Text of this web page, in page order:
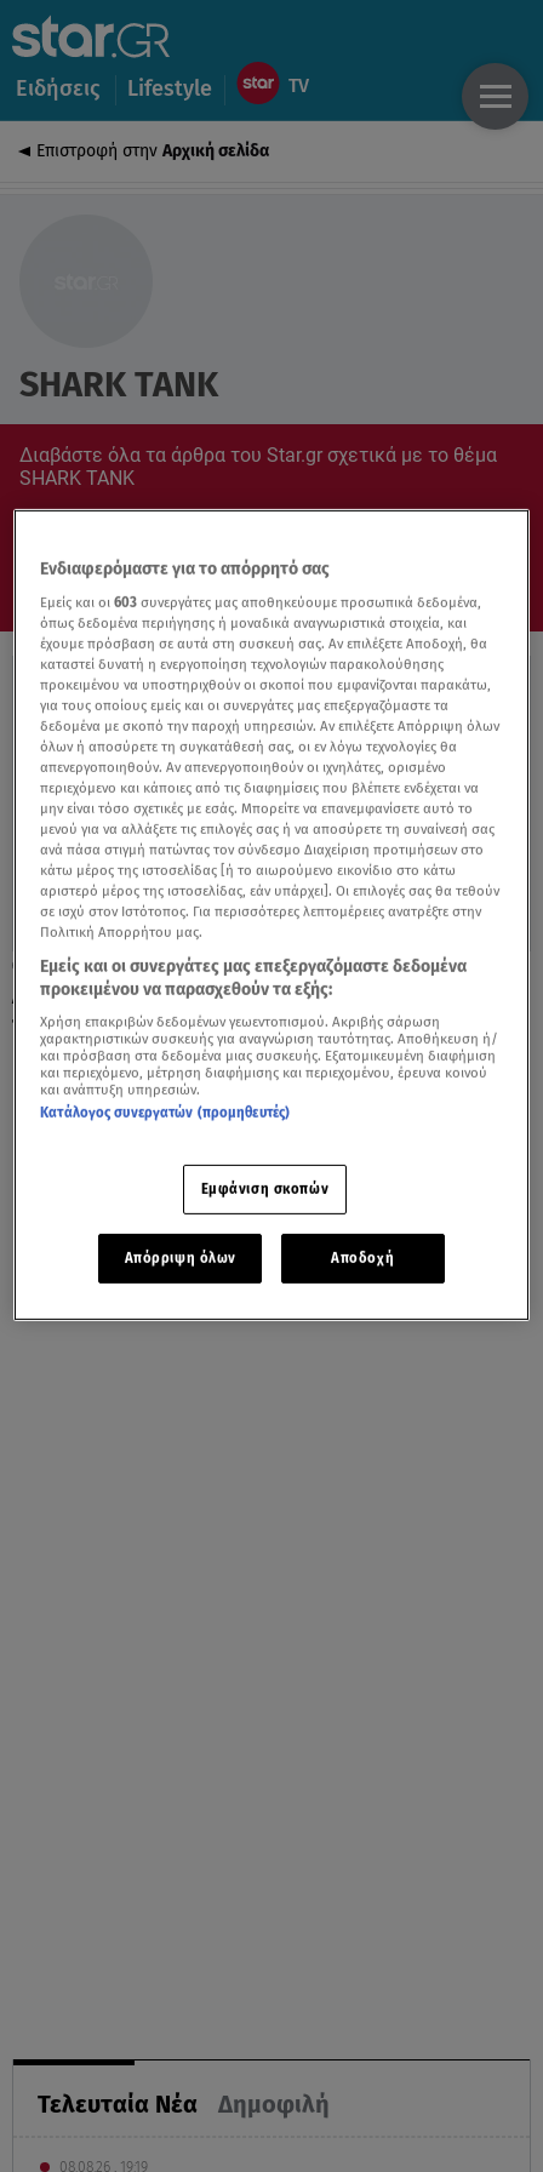
Ειδήσεις Lifestyle
Επιστροφή στην Αρχική σελίδα
SHARK TANK
Διαβάστε όλα τα άρθρα του Star.gr σχετικά με το θέμα
SHARK TANK
24.10.22, 13:22
Αυτό είναι το νέο reality που θα
παρουσιάσει ο Σάκης Τανιμανίδης
Τελευταία Νέα Δημοφιλή
08.08.26 , 19:19
Ενδιαφερόμαστε για το απόρρητό σας
Εμείς και οι603 συνεργάτες μας αποθηκεύουμε προσωπικά δεδομένα,
όπως δεδομένα περιήγησης ή μοναδικά αναγνωριστικά στοιχεία, και
έχουμε πρόσβαση σε αυτά στη συσκευή σας. Αν επιλέξετε Αποδοχή, θα
καταστεί δυνατή η ενεργοποίηση τεχνολογιών παρακολούθησης
προκειμένου να υποστηριχθούν οι σκοποί που εμφανίζονται παρακάτω,
για τους οποίους εμείς και οι συνεργάτες μας επεξεργαζόμαστε τα
δεδομένα με σκοπό την παροχή υπηρεσιών. Αν επιλέξετε Απόρριψη όλων
όλων ή αποσύρετε τη συγκατάθεσή σας, οι εν λόγω τεχνολογίες θα
απενεργοποιηθούν. Αν απενεργοποιηθούν οι ιχνηλάτες, ορισμένο
περιεχόμενο και κάποιες από τις διαφημίσεις που βλέπετε ενδέχεται να
μην είναι τόσο σχετικές με εσάς. Μπορείτε να επανεμφανίσετε αυτό το
μενού για να αλλάξετε τις επιλογές σας ή να αποσύρετε τη συναίνεσή σας
ανά πάσα στιγμή πατώντας τον σύνδεσμο Διαχείριση προτιμήσεων στο
κάτω μέρος της ιστοσελίδας [ή το αιωρούμενο εικονίδιο στο κάτω
αριστερό μέρος της ιστοσελίδας, εάν υπάρχει]. Οι επιλογές σας θα τεθούν
σε ισχύ στον Ιστότοπος. Για περισσότερες λεπτομέρειες ανατρέξτε στην
Πολιτική Απορρήτου μας.
Εμείς και οι συνεργάτες μας επεξεργαζόμαστε δεδομένα
προκειμένου να παρασχεθούν τα εξής:
Χρήση επακριβών δεδομένων γεωεντοπισμού. Ακριβής σάρωση
χαρακτηριστικών συσκευής για αναγνώριση ταυτότητας. Αποθήκευση ή/
και πρόσβαση στα δεδομένα μιας συσκευής. Εξατομικευμένη διαφήμιση
και περιεχόμενο, μέτρηση διαφήμισης και περιεχομένου, έρευνα κοινού
και ανάπτυξη υπηρεσιών.
Κατάλογος συνεργατών (προμηθευτές)
Εμφάνιση σκοπών
Απόρριψη όλων Αποδοχή